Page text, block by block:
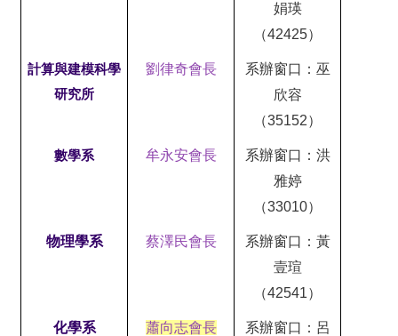
娟瑛
（42425）
計算與建模科學
研究所
劉律奇會長
系辦窗口：巫
欣容
（35152）
數學系 牟永安會長
系辦窗口：洪
雅婷
（33010）
物理學系 蔡澤民會長 系辦窗口： 黃
壹瑄
（42541）
化學系 蕭向志會長 系辦窗口： 呂